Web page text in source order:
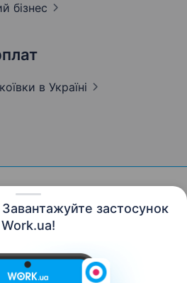
застосунок
Work.ua!
бізнес
в Україні